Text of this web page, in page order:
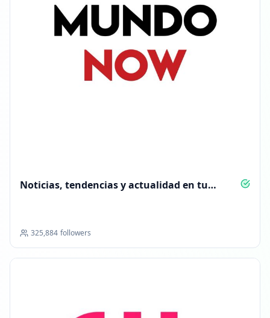
Noticias, tendencias y actualidad en tu
325,884 followers